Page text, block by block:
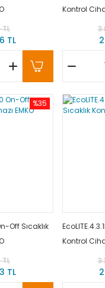
TL
Kontrol
%35
Off Sıcaklık
TL
Kontrol